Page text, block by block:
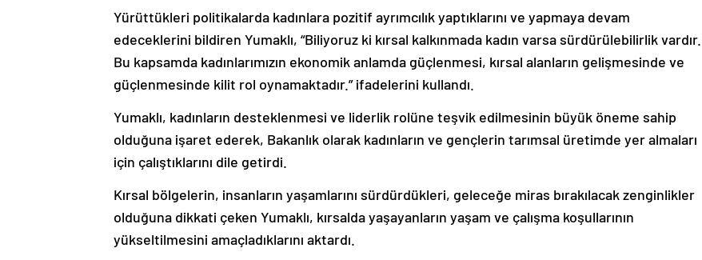
Yürüttükleri politikalarda kadınlara pozitif ayrımcılık yaptıklarını ve yapmaya devam
edeceklerini bildiren Yumaklı, “Biliyoruz ki kırsal kalkınmada kadın varsa sürdürülebilirlik vardır.
Bu kapsamda kadınlarımızın ekonomik anlamda güçlenmesi, kırsal alanların gelişmesinde ve
güçlenmesinde kilit rol oynamaktadır.” ifadelerini kullandı.
Yumaklı, kadınların desteklenmesi ve liderlik rolüne teşvik edilmesinin büyük öneme sahip
olduğuna işaret ederek, Bakanlık olarak kadınların ve gençlerin tarımsal üretimde yer almaları
için çalıştıklarını dile getirdi.
Kırsal bölgelerin, insanların yaşamlarını sürdürdükleri, geleceğe miras bırakılacak zenginlikler
olduğuna dikkati çeken Yumaklı, kırsalda yaşayanların yaşam ve çalışma koşullarının
yükseltilmesini amaçladıklarını aktardı.